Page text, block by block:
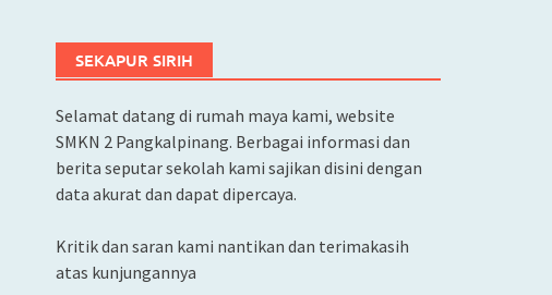
SEKAPUR SIRIH
Selamat datang di rumah maya kami, website
SMKN 2 Pangkalpinang. Berbagai informasi dan
berita seputar sekolah kami sajikan disini dengan
data akurat dan dapat dipercaya.
Kritik dan saran kami nantikan dan terimakasih
atas kunjungannya